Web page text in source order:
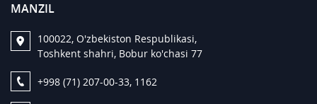
MANZIL
100022, O'zbekiston Respublikasi,
Toshkent shahri, Bobur ko'chasi 77
+998 (71) 207-00-33, 1162